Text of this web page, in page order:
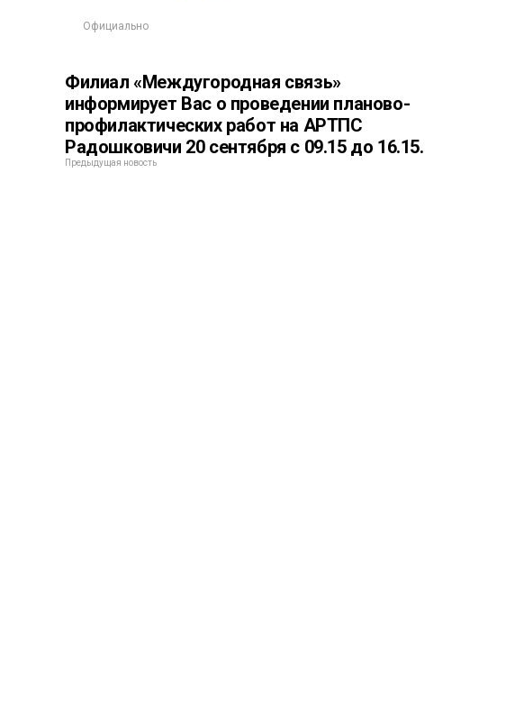
Официально
Филиал «Междугородная связь»
информирует Вас о проведении планово-
профилактических работ на АРТПС
Радошковичи 20 сентября с 09.15 до 16.15.
Предыдущая новость